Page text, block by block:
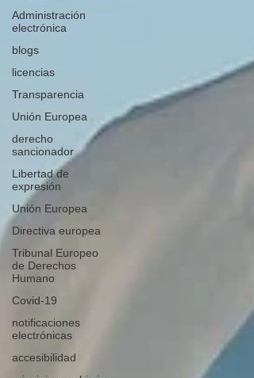
Administración
electrónica
blogs
licencias
Transparencia
Unión Europea
derecho
sancionador
Libertad de
expresión
Unión Europea
Directiva europea
Tribunal Europeo
de Derechos
Humano
Covid-19
notificaciones
electrónicas
accesibilidad